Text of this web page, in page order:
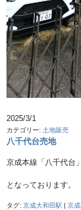
2025/3/1
カテゴリー: 土地販売
八千代台売地
京成本線「八千代
申込あり
となってお
タグ:京成大和田駅 |京